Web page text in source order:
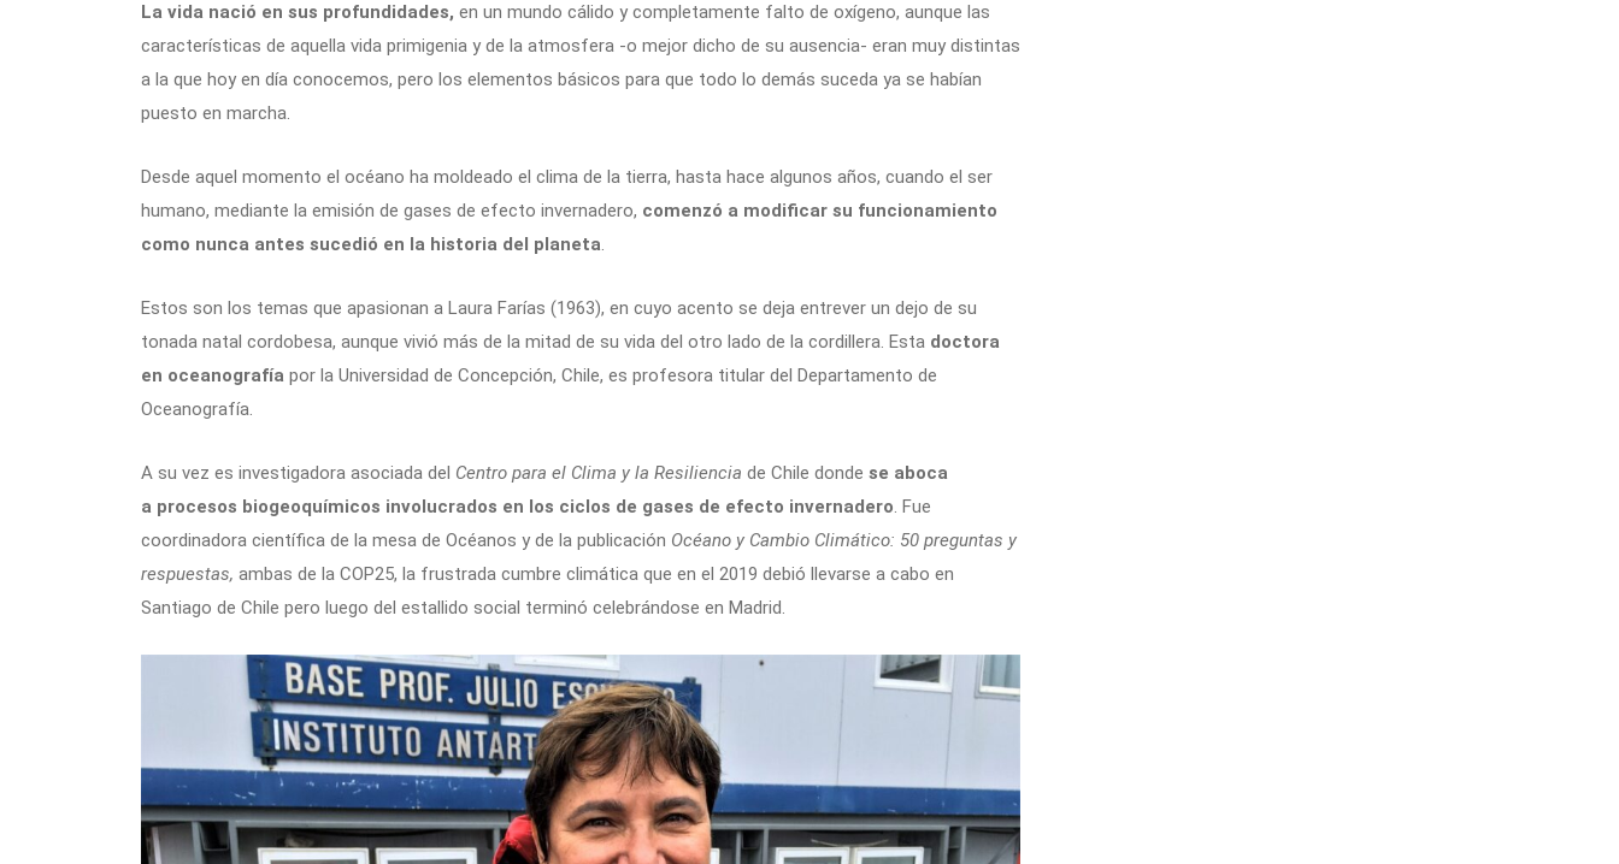
La vida nació en sus profundidades, en un mundo cálido y completamente falto de oxígeno, aunque las
características de aquella vida primigenia y de la atmosfera -o mejor dicho de su ausencia- eran muy distintas
a la que hoy en día conocemos, pero los elementos básicos para que todo lo demás suceda ya se habían
puesto en marcha.
Desde aquel momento el océano ha moldeado el clima de la tierra, hasta hace algunos años, cuando el ser
humano, mediante la emisión de gases de efecto invernadero, comenzó a modificar su funcionamiento
como nunca antes sucedió en la historia del planeta.
Estos son los temas que apasionan a Laura Farías (1963), en cuyo acento se deja entrever un dejo de su
tonada natal cordobesa, aunque vivió más de la mitad de su vida del otro lado de la cordillera. Esta doctora
en oceanografía por la Universidad de Concepción, Chile, es profesora titular del Departamento de
Oceanografía.
A su vez es investigadora asociada del Centro para el Clima y la Resiliencia de Chile donde se aboca
a procesos biogeoquímicos involucrados en los ciclos de gases de efecto invernadero. Fue
coordinadora científica de la mesa de Océanos y de la publicación Océano y Cambio Climático: 50 preguntas y
respuestas, ambas de la COP25, la frustrada cumbre climática que en el 2019 debió llevarse a cabo en
Santiago de Chile pero luego del estallido social terminó celebrándose en Madrid.